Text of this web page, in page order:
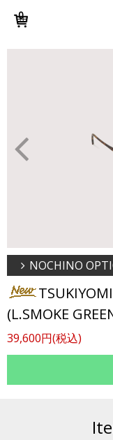
0
NOCHINO
(L.SMOKE
39,600円(税込)